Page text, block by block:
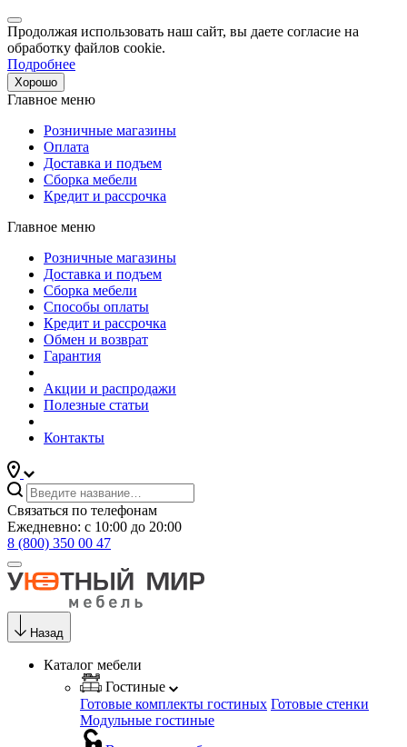
Продолжая использовать наш сайт, вы даете согласие на
обработку файлов cookie.
Подробнее
Хорошо
Главное меню
Розничные магазины
Оплата
Доставка и подъем
Сборка мебели
Кредит и рассрочка
Главное меню
Розничные магазины
Доставка и подъем
Сборка мебели
Способы оплаты
Кредит и рассрочка
Обмен и возврат
Гарантия
Акции и распродажи
Полезные статьи
Контакты
Связаться по телефонам
Ежедневно: с 10:00 до 20:00
8 (800) 350 00 47
Назад
Каталог мебели
Гостиные
Готовые комплекты гостиных Готовые стенки
Модульные гостиные